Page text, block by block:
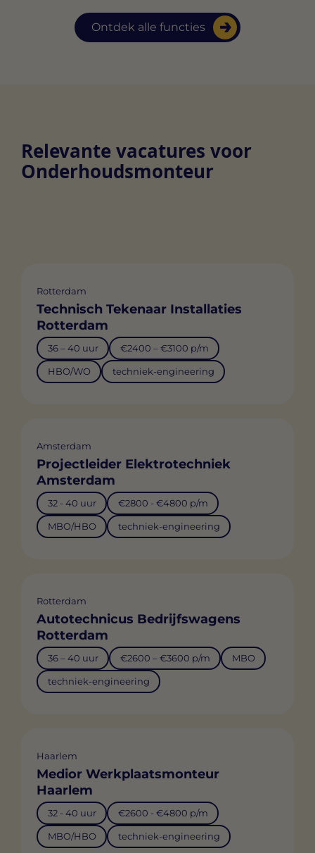
Ontdek alle functies
Relevante vacatures voor
Onderhoudsmonteur
Rotterdam
Technisch Tekenaar Installaties
Rotterdam
36 – 40 uur €2400 – €3100 p/m
HBO/WO techniek-engineering
Amsterdam
Projectleider Elektrotechniek
Amsterdam
32 - 40 uur €2800 - €4800 p/m
MBO/HBO techniek-engineering
Rotterdam
Autotechnicus Bedrijfswagens
Rotterdam
36 – 40 uur €2600 – €3600 p/m MBO
techniek-engineering
Haarlem
Medior Werkplaatsmonteur
Haarlem
32 - 40 uur €2600 - €4800 p/m
MBO/HBO techniek-engineering